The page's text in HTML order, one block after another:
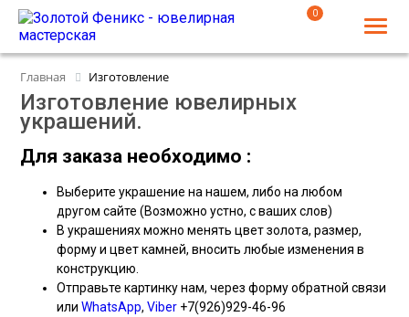
0
Главная Изготовление
Изготовление ювелирных
украшений.
Для заказа необходимо :
Выберите украшение на нашем, либо на любом
другом сайте (Возможно устно, с ваших слов)
В украшениях можно менять цвет золота, размер,
форму и цвет камней, вносить любые изменения в
конструкцию.
Отправьте картинку нам, через форму обратной связи
илиWhatsApp,Viber +7(926)929-46-96